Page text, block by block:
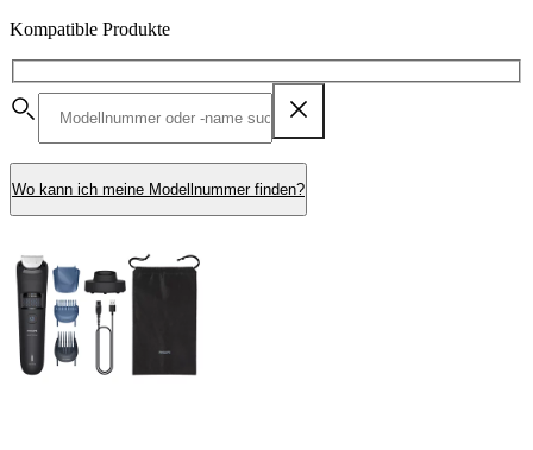
Kompatible Produkte
Wo kann ich meine Modellnummer finden?